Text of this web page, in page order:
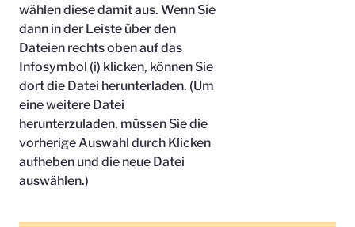
wählen diese damit aus. Wenn Sie
dann in der Leiste über den
Dateien rechts oben auf das
Infosymbol (i) klicken, können Sie
dort die Datei herunterladen. (Um
eine weitere Datei
herunterzuladen, müssen Sie die
vorherige Auswahl durch Klicken
aufheben und die neue Datei
auswählen.)